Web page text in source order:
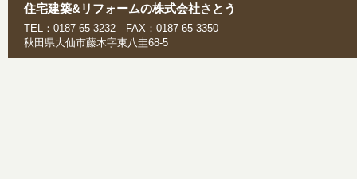
住宅建築&リフォームの株式会社さとう
TEL：0187-65-3232 FAX：0187-65-3350
秋田県大仙市藤木字東八圭68-5